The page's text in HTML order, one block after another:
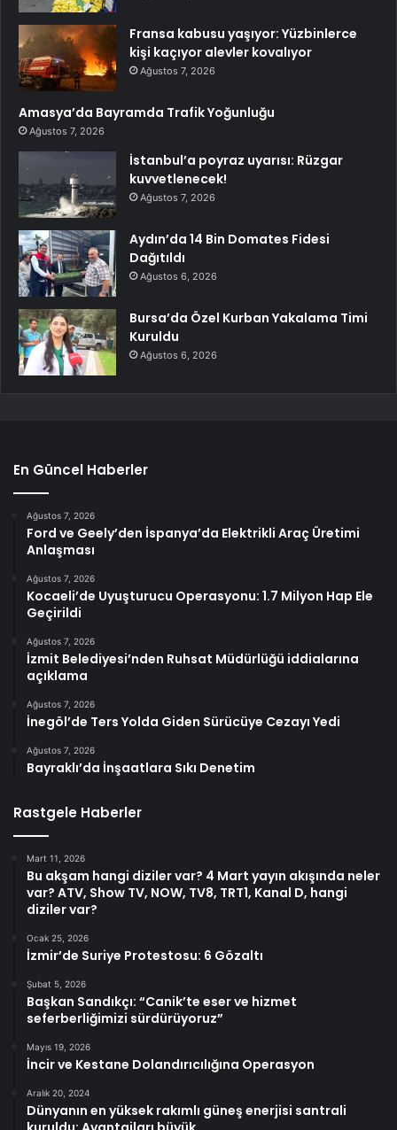
Fransa kabusu yaşıyor: Yüzbinlerce
kişi kaçıyor alevler kovalıyor
Ağustos 7, 2026
Amasya’da Bayramda Trafik Yoğunluğu
Ağustos 7, 2026
İstanbul’a poyraz uyarısı: Rüzgar
kuvvetlenecek!
Ağustos 7, 2026
Aydın’da 14 Bin Domates Fidesi
Dağıtıldı
Ağustos 6, 2026
Bursa’da Özel Kurban Yakalama Timi
Kuruldu
Ağustos 6, 2026
En Güncel Haberler
Ağustos 7, 2026
Ford ve Geely’den İspanya’da Elektrikli Araç Üretimi
Anlaşması
Ağustos 7, 2026
Kocaeli’de Uyuşturucu Operasyonu: 1.7 Milyon Hap Ele
Geçirildi
Ağustos 7, 2026
İzmit Belediyesi’nden Ruhsat Müdürlüğü iddialarına
açıklama
Ağustos 7, 2026
İnegöl’de Ters Yolda Giden Sürücüye Cezayı Yedi
Ağustos 7, 2026
Bayraklı’da İnşaatlara Sıkı Denetim
Rastgele Haberler
Mart 11, 2026
Bu akşam hangi diziler var? 4 Mart yayın akışında neler
var? ATV, Show TV, NOW, TV8, TRT1, Kanal D, hangi
diziler var?
Ocak 25, 2026
İzmir’de Suriye Protestosu: 6 Gözaltı
Şubat 5, 2026
Başkan Sandıkçı: “Canik’te eser ve hizmet
seferberliğimizi sürdürüyoruz”
Mayıs 19, 2026
İncir ve Kestane Dolandırıcılığına Operasyon
Aralık 20, 2024
Dünyanın en yüksek rakımlı güneş enerjisi santrali